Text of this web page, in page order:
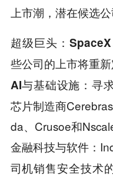
上市潮，潜在候选
超级巨头：
些公司的上市将重新
AI与基础设施： 寻
芯片制造商
da、Crusoe和Nscale
金融科技与软件：
司机销售安全技术